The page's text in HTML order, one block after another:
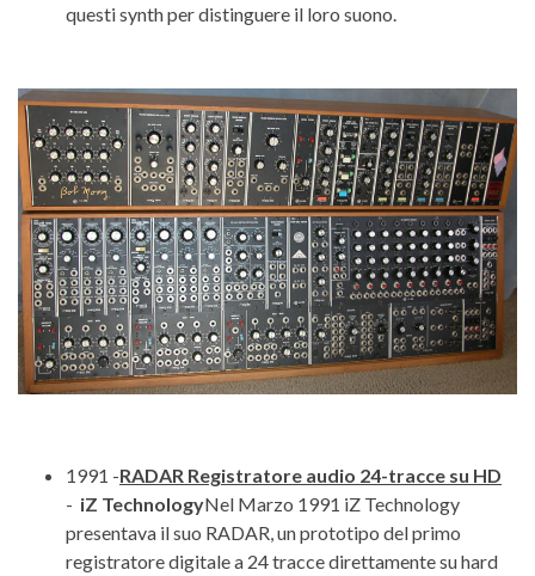
questi synth per distinguere il loro suono.
1991 -RADAR Registratore audio 24-tracce su HD
- iZ TechnologyNel Marzo 1991 iZ Technology
presentava il suo RADAR, un prototipo del primo
registratore digitale a 24 tracce direttamente su hard